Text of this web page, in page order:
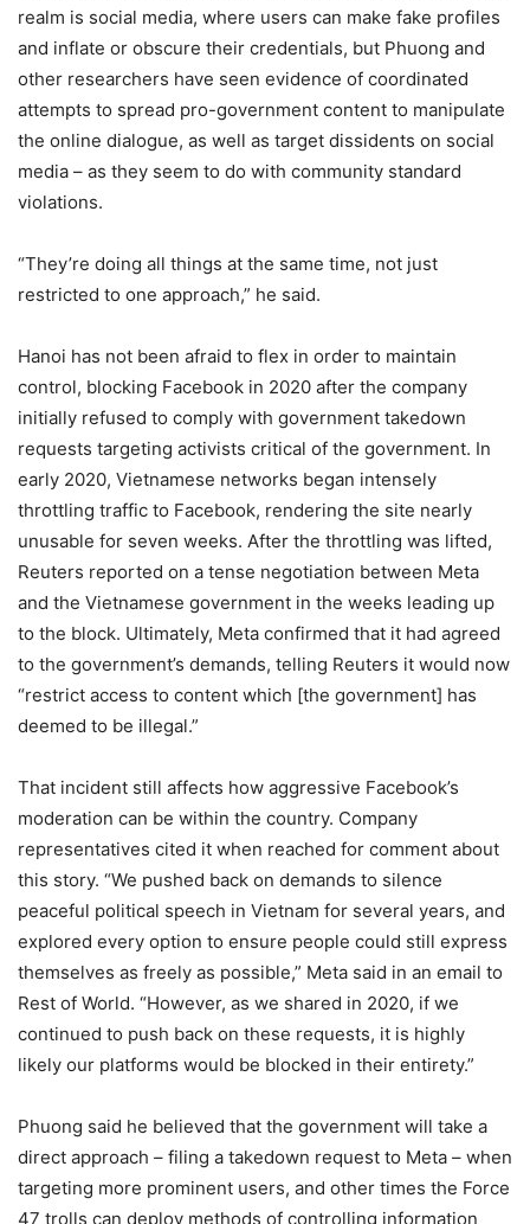
realm is social media, where users can make fake profiles
and inflate or obscure their credentials, but Phuong and
other researchers have seen evidence of coordinated
attempts to spread pro-government content to manipulate
the online dialogue, as well as target dissidents on social
media – as they seem to do with community standard
violations.
“They’re doing all things at the same time, not just
restricted to one approach,” he said.
Hanoi has not been afraid to flex in order to maintain
control, blocking Facebook in 2020 after the company
initially refused to comply with government takedown
requests targeting activists critical of the government. In
early 2020, Vietnamese networks began intensely
throttling traffic to Facebook, rendering the site nearly
unusable for seven weeks. After the throttling was lifted,
Reuters reported on a tense negotiation between Meta
and the Vietnamese government in the weeks leading up
to the block. Ultimately, Meta confirmed that it had agreed
to the government’s demands, telling Reuters it would now
“restrict access to content which [the government] has
deemed to be illegal.”
That incident still affects how aggressive Facebook’s
moderation can be within the country. Company
representatives cited it when reached for comment about
this story. “We pushed back on demands to silence
peaceful political speech in Vietnam for several years, and
explored every option to ensure people could still express
themselves as freely as possible,” Meta said in an email to
Rest of World. “However, as we shared in 2020, if we
continued to push back on these requests, it is highly
likely our platforms would be blocked in their entirety.”
Phuong said he believed that the government will take a
direct approach – filing a takedown request to Meta – when
targeting more prominent users, and other times the Force
47 trolls can deploy methods of controlling information